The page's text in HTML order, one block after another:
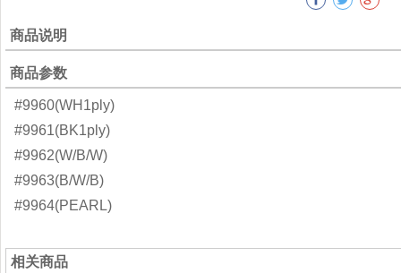
商品说明
商品参数
#9960(WH1ply)
#9961(BK1ply)
#9962(W/B/W)
#9963(B/W/B)
#9964(PEARL)
相关商品